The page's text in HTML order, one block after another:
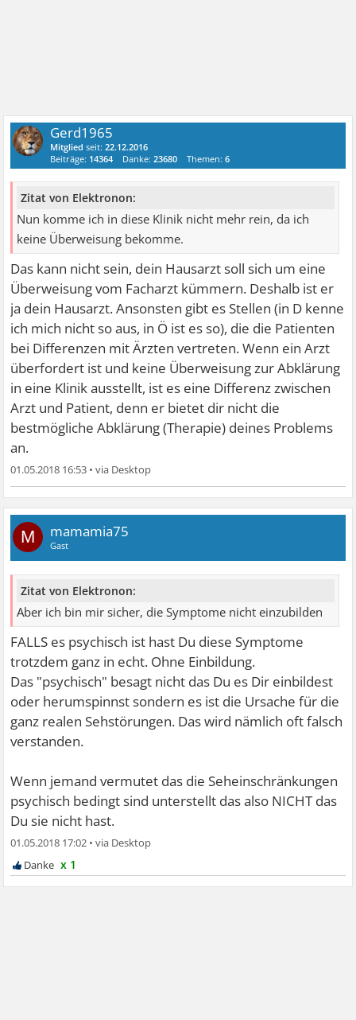
Gerd1965
Mitglied seit:22.12.2016
Beiträge: 14364 Danke:23680 Themen:6
Zitat von Elektronon:
Nun komme ich in diese Klinik nicht mehr rein, da ich
keine Überweisung bekomme.
Das kann nicht sein, dein Hausarzt soll sich um eine
Überweisung vom Facharzt kümmern. Deshalb ist er
ja dein Hausarzt. Ansonsten gibt es Stellen (in D kenne
ich mich nicht so aus, in Ö ist es so), die die Patienten
bei Differenzen mit Ärzten vertreten. Wenn ein Arzt
überfordert ist und keine Überweisung zur Abklärung
in eine Klinik ausstellt, ist es eine Differenz zwischen
Arzt und Patient, denn er bietet dir nicht die
bestmögliche Abklärung (Therapie) deines Problems
an.
01.05.2018 16:53 •
M mamamia75
Gast
Zitat von Elektronon:
Aber ich bin mir sicher, die Symptome nicht einzubilden
FALLS es psychisch ist hast Du diese Symptome
trotzdem ganz in echt. Ohne Einbildung.
Das "psychisch" besagt nicht das Du es Dir einbildest
oder herumspinnst sondern es ist die Ursache für die
ganz realen Sehstörungen. Das wird nämlich oft falsch
verstanden.
Wenn jemand vermutet das die Seheinschränkungen
psychisch bedingt sind unterstellt das also NICHT das
Du sie nicht hast.
01.05.2018 17:02 •
x 1